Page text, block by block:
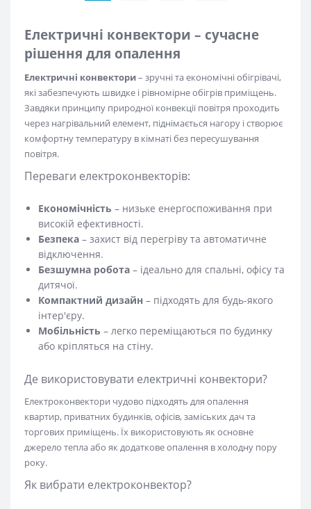
Електричні конвектори – сучасне
рішення для опалення
Електричні конвектори– зручні та економічні обігрівачі,
які забезпечують швидке і рівномірне обігрів приміщень.
Завдяки принципу природної конвекції повітря проходить
через нагрівальний елемент, піднімається нагору і створює
комфортну температуру в кімнаті без пересушування
повітря.
Переваги електроконвекторів:
Економічність – низьке енергоспоживання при
високій ефективності.
Безпека – захист від перегріву та автоматичне
відключення.
Безшумна робота – ідеально для спальні, офісу та
дитячої.
Компактний дизайн – підходять для будь-якого
інтер'єру.
Мобільність – легко переміщаються по будинку
або кріпляться на стіну.
Де використовувати електричні конвектори?
Електроконвектори чудово підходять для опалення
квартир, приватних будинків, офісів, заміських дач та
торгових приміщень. Їх використовують як основне
джерело тепла або як додаткове опалення в холодну пору
року.
Як вибрати електроконвектор?